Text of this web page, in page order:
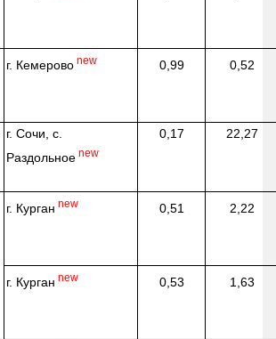
г. Кемерово new 0,99 0,52
г. Сочи, с.
Раздольное new
0,17 22,27
г. Курган new 0,51 2,22
г. Курган new 0,53 1,63